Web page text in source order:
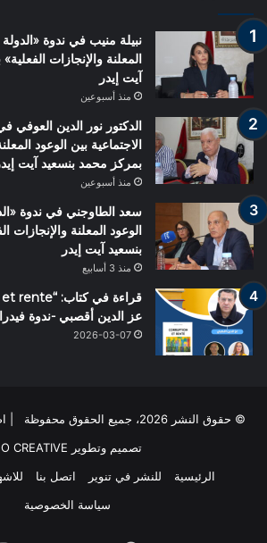
نبيلة منيب في ندوة «الدولة
المعلنة والإنجازات
آيت إيدر
منذ أسبوعين
الدكتور نور الدين العوفي
الاجتماعية بين الوعود
بمركز محمد بنسعيد آيت
منذ أسبوعين
سعد الطاوجني في ندوة
الوعود المعلنة والإنجازات
بنسعيد آيت إيدر
منذ 3 أسابيع
عز الدين أقصبي -ندوة
2026-03-07
تصميم وتطوير CREATIVE
الرئيسية
للنشر في تنوير اتصل بنا
سياسة الخصوصية